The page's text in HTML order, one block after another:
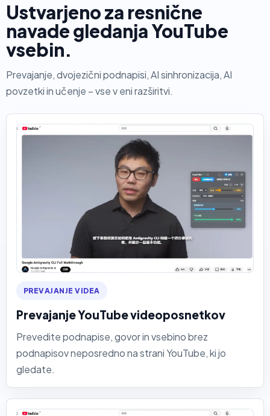
Ustvarjeno za resnične
navade gledanja YouTube
vsebin.
Prevajanje, dvojezični podnapisi, AI sinhronizacija, AI
povzetki in učenje – vse v eni razširitvi.
PREVAJANJE VIDEA
Prevajanje YouTube videoposnetkov
Prevedite podnapise, govor in vsebino brez
podnapisov neposredno na strani YouTube, ki jo
gledate.